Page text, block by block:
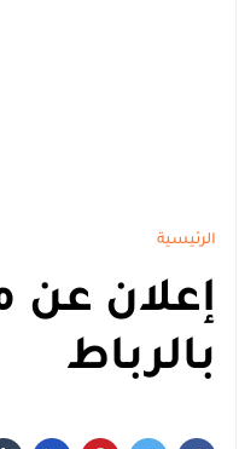
الرئيسية
إعلان عن
بالرباط